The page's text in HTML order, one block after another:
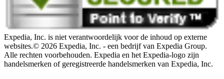
Expedia, Inc. is niet verantwoordelijk voor de inhoud op externe
websites.© 2026 Expedia, Inc. - een bedrijf van Expedia Group.
Alle rechten voorbehouden. Expedia en het Expedia-logo zijn
handelsmerken of geregistreerde handelsmerken van Expedia, Inc.